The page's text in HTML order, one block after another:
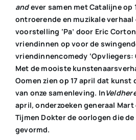
andever samen met Catalijne op
ontroerende en muzikale
voorstelling ‘Pa’ door Eric
vriendinnen op voor de
vriendinnencomedy ‘Opvliegers:
Met de mooiste
Oomen zien op 17 april dat
van onze samenleving. In
april, onderzoeken generaal
Tijmen Dokter de oorlogen die
gevormd.